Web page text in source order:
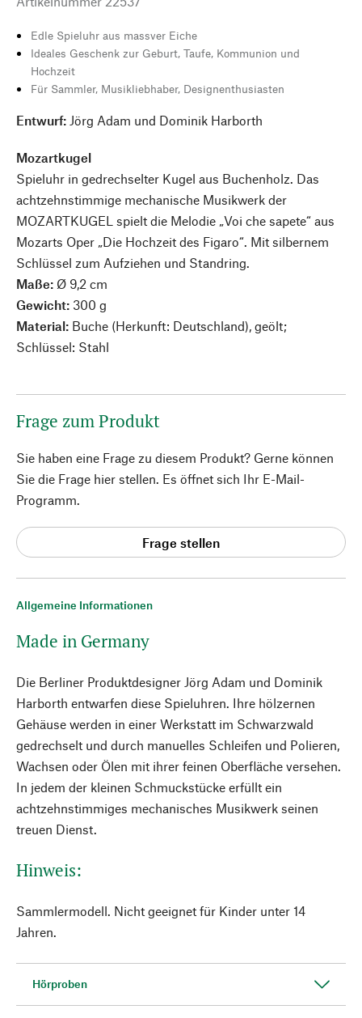
Allgemeine Informationen
Made in Germany
Die Berliner Produktdesigner Jörg Adam und Dominik
Harborth entwarfen diese Spieluhren. Ihre hölzernen
Gehäuse werden in einer Werkstatt im Schwarzwald
gedrechselt und durch manuelles Schleifen und Polieren,
Wachsen oder Ölen mit ihrer feinen Oberfläche versehen.
In jedem der kleinen Schmuckstücke erfüllt ein
achtzehnstimmiges mechanisches Musikwerk seinen
treuen Dienst.
Hinweis:
Sammlermodell. Nicht geeignet für Kinder unter 14
Jahren.
Hörproben
Edle Spieluhr aus massver Eiche
Ideales Geschenk zur Geburt, Taufe, Kommunion und
Hochzeit
Für Sammler, Musikliebhaber, Designenthusiasten
Entwurf: Jörg Adam und Dominik Harborth
Mozartkugel
Spieluhr in gedrechselter Kugel aus Buchenholz. Das
achtzehnstimmige mechanische Musikwerk der
MOZARTKUGEL spielt die Melodie „Voi che sapete“ aus
Mozarts Oper „Die Hochzeit des Figaro“. Mit silbernem
Schlüssel zum Aufziehen und Standring.
Maße: Ø 9,2 cm
Gewicht: 300 g
Material: Buche (Herkunft: Deutschland), geölt;
Schlüssel: Stahl
Frage zum Produkt
Sie haben eine Frage zu diesem Produkt? Gerne können
Sie die Frage hier stellen. Es öffnet sich Ihr E-Mail-
Programm.
Frage stellen